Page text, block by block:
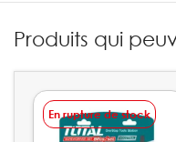
Produits qui
En rupture de stock